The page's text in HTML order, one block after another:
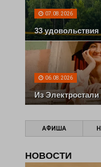
07.08.2026
33
06.08.2026
Из
АФИША
НОВОСТИ